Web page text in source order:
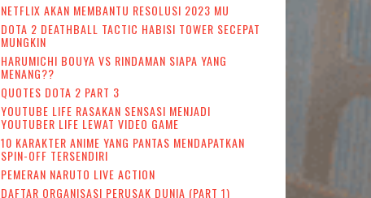
NETFLIX AKAN MEMBANTU RESOLUSI 2023 MU
DOTA 2 DEATHBALL TACTIC HABISI TOWER SECEPAT
MUNGKIN
HARUMICHI BOUYA VS RINDAMAN SIAPA YANG
MENANG??
QUOTES DOTA 2 PART 3
YOUTUBE LIFE RASAKAN SENSASI MENJADI
YOUTUBER LIFE LEWAT VIDEO GAME
10 KARAKTER ANIME YANG PANTAS MENDAPATKAN
SPIN-OFF TERSENDIRI
PEMERAN NARUTO LIVE ACTION
DAFTAR ORGANISASI PERUSAK DUNIA (PART 1)